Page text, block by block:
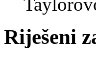
Riješeni